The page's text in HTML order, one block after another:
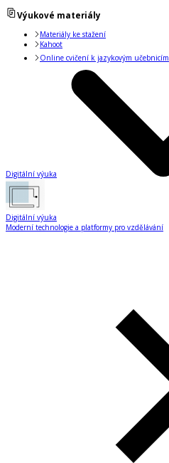
Výukové materiály
Materiály ke stažení
Kahoot
Online cvičení k jazykovým učebnicím
Digitální výuka
Digitální výuka
Moderní technologie a platformy pro vzdělávání